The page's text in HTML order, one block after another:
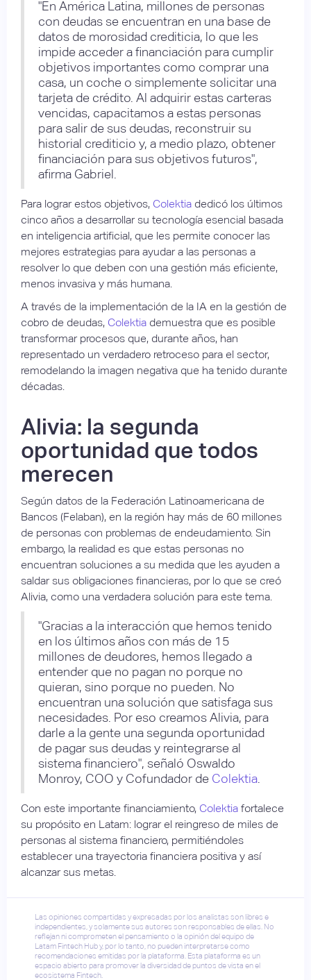
"En América Latina, millones de personas
con deudas se encuentran en una base de
datos de morosidad crediticia, lo que les
impide acceder a financiación para cumplir
objetivos importantes como comprar una
casa, un coche o simplemente solicitar una
tarjeta de crédito. Al adquirir estas carteras
vencidas, capacitamos a estas personas
para salir de sus deudas, reconstruir su
historial crediticio y, a medio plazo, obtener
financiación para sus objetivos futuros",
afirma Gabriel.
Para lograr estos objetivos, Colektia dedicó los últimos
cinco años a desarrollar su tecnología esencial basada
en inteligencia artificial, que les permite conocer las
mejores estrategias para ayudar a las personas a
resolver lo que deben con una gestión más eficiente,
menos invasiva y más humana.
A través de la implementación de la IA en la gestión de
cobro de deudas, Colektia demuestra que es posible
transformar procesos que, durante años, han
representado un verdadero retroceso para el sector,
remodelando la imagen negativa que ha tenido durante
décadas.
Alivia: la segunda
oportunidad que todos
merecen
Según datos de la Federación Latinoamericana de
Bancos (Felaban), en la región hay más de 60 millones
de personas con problemas de endeudamiento. Sin
embargo, la realidad es que estas personas no
encuentran soluciones a su medida que les ayuden a
saldar sus obligaciones financieras, por lo que se creó
Alivia, como una verdadera solución para este tema.
"Gracias a la interacción que hemos tenido
en los últimos años con más de 15
millones de deudores, hemos llegado a
entender que no pagan no porque no
quieran, sino porque no pueden. No
encuentran una solución que satisfaga sus
necesidades. Por eso creamos Alivia, para
darle a la gente una segunda oportunidad
de pagar sus deudas y reintegrarse al
sistema financiero", señaló Oswaldo
Monroy, COO y Cofundador de Colektia
Con este importante financiamiento, Colektia fortalece
su propósito en Latam: lograr el reingreso de miles de
personas al sistema financiero, permitiéndoles
establecer una trayectoria financiera positiva y así
alcanzar sus metas.
Las opiniones compartidas y expresadas por los analistas son libres e
independientes, y solamente sus autores son responsables de ellas. No
reflejan ni comprometen el pensamiento o la opinión del equipo de
Latam Fintech Hub y, por lo tanto, no pueden interpretarse como
recomendaciones emitidas por la plataforma. Esta plataforma es un
espacio abierto para promover la diversidad de puntos de vista en el
ecosistema Fintech.